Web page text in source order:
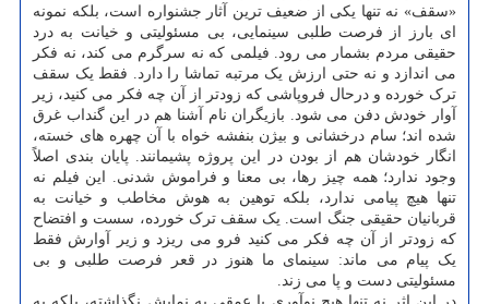
«سقف» نه تنها یکی از ضعیف ترین آثار جشنواره است، بلکه نمونه
ای بارز از فرصت طلبی سینمایی، بی مسئولیتی و خیانت به درد
حقیقی مردم بشمار می رود. فیلمی که نه سرگرم می کند، نه فکر
می اندازد و نه حتی ارزش یک مرتبه تماشا را دارد. فقط یک سقف
ترک خورده و درحال فروپاشی که زودتر از آن چه فکر می کنید، زیر
آوار خودش دفن می شود. بازیگران نام آشنا هم در این گنداب غرق
شده اند؛ سام درخشانی و بیژن بنفشه خواه با آن چهره های خسته،
انگار خودشان هم از بودن در این پروژه پشیمانند. پایان بندی اصلاً
وجود ندارد؛ همه چیز رها، بی معنا و فراموش شدنی. این فیلم نه
تنها هیچ پیامی ندارد، بلکه توهین به هوش مخاطب و خیانت به
قربانیان حقیقی جنگ است. یک سقف ترک خورده، سست و افتضاح
که زودتر از آن چه فکر می کنید فرو می ریزد و زیر آوارش فقط
یک پیام می ماند: سینمای ما هنوز در قعر فرصت طلبی و بی
مسئولیتی دست و پا می زند.